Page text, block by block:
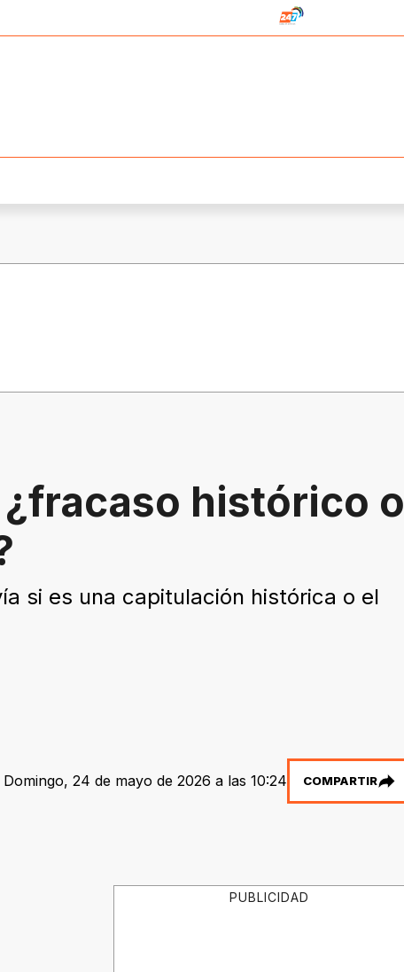
histórico o
si es una capitulación histórica o el
Domingo, 24 de mayo de 2026 a las 10:24 COMPARTIR
PUBLICIDAD